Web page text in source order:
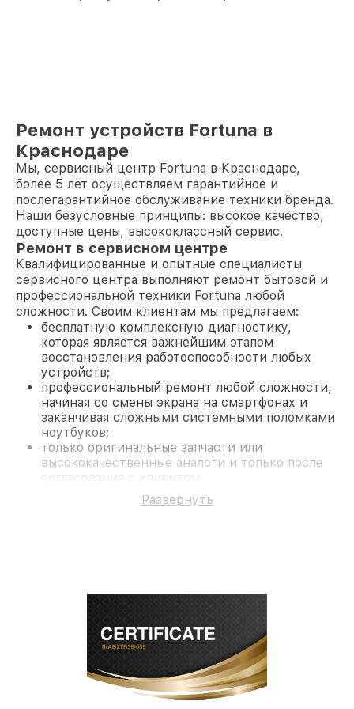
Ремонт устройств Fortuna в
Краснодаре
Мы, сервисный центр Fortuna в Краснодаре,
более 5 лет осуществляем гарантийное и
послегарантийное обслуживание техники бренда.
Наши безусловные принципы: высокое качество,
доступные цены, высококлассный сервис.
Ремонт в сервисном центре
Квалифицированные и опытные специалисты
сервисного центра выполняют ремонт бытовой и
профессиональной техники Fortuna любой
сложности. Своим клиентам мы предлагаем:
бесплатную комплексную диагностику,
которая является важнейшим этапом
восстановления работоспособности любых
устройств;
профессиональный ремонт любой сложности,
начиная со смены экрана на смартфонах и
заканчивая сложными системными поломками
ноутбуков;
только оригинальные запчасти или
высококачественные аналоги и только после
согласования с клиентом.
На все работы и замененные комплектующие
предоставляется длительная гарантия. В случае
современное оборудование и
лицензированное ПО в ремонтно-
диагностических мастерских;
собственный склад комплектующих, что
позволяет сократить сроки
Развернуть